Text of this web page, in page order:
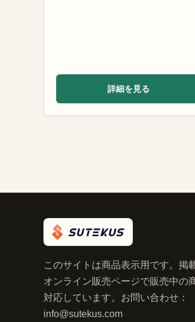
詳細を見る
このサイトは商品表示用です。掲
オンライン販売ページで販売中の
対応しています。お問い合わせ：
info@sutekus.com